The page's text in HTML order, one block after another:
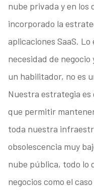
nube privada y en los
incorporado la
aplicaciones SaaS.
necesidad de
un habilitador, no es
Nuestra estrategia
que permitir
toda nuestra
obsolescencia muy
nube pública, todo lo
negocios como el